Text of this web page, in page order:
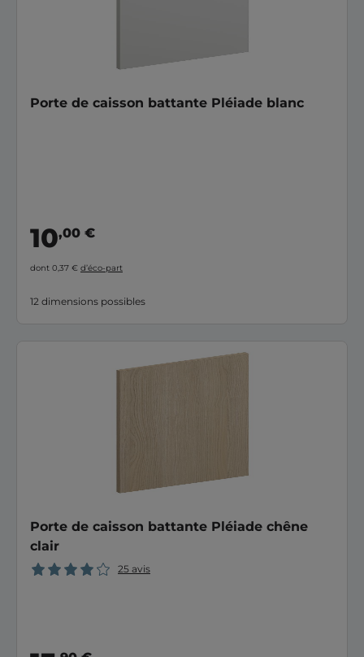
Porte de caisson battante Pléiade blanc
10,00 €
dont 0,37 € d’éco-part
12 dimensions possibles
Porte de caisson battante Pléiade chêne
clair
25 avis